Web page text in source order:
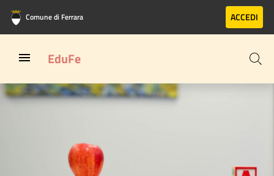
Vai al contenuto principale
Vai al footer
Comune di Ferrara ACCEDI
EduFe